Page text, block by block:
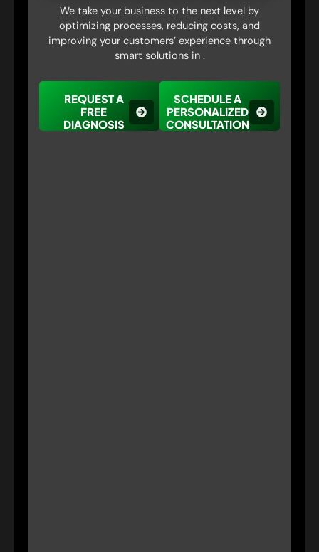
We take your business to the next level by
optimizing processes, reducing costs, and
improving your customers’ experience through
smart solutions in .
REQUEST A
FREE
DIAGNOSIS
SCHEDULE A
PERSONALIZED
CONSULTATION